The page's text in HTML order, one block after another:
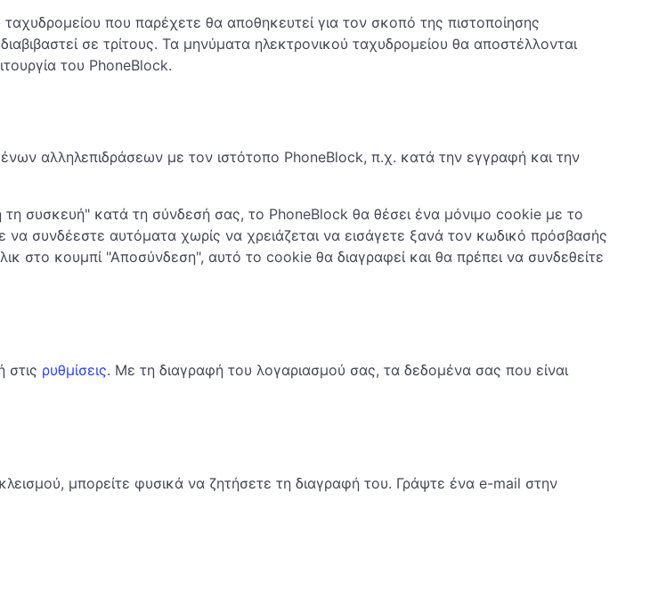
που παρέχετε θα αποθηκευτεί για τον σκοπό της πιστοποίησης
σε τρίτους. Τα μηνύματα ηλεκτρονικού ταχυδρομείου θα αποστέλλονται
του PhoneBlock.
αλληλεπιδράσεων με τον ιστότοπο PhoneBlock, π.χ. κατά την εγγραφή και την
συσκευή" κατά τη σύνδεσή σας, το PhoneBlock θα θέσει ένα μόνιμο cookie με το
συνδέεστε αυτόματα χωρίς να χρειάζεται να εισάγετε ξανά τον κωδικό πρόσβασής
στο κουμπί "Αποσύνδεση", αυτό το cookie θα διαγραφεί και θα πρέπει να συνδεθείτε
στις ρυθμίσεις. Με τη διαγραφή του λογαριασμού σας, τα δεδομένα σας που είναι
μπορείτε φυσικά να ζητήσετε τη διαγραφή του. Γράψτε ένα e-mail στην